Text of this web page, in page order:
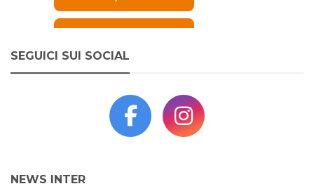
SEGUICI SUI SOCIAL
NEWS INTER